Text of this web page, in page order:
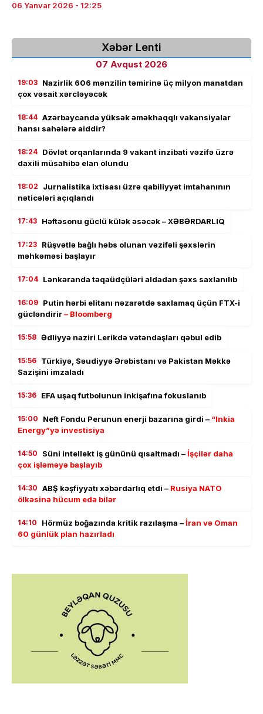
06 Yanvar 2026 - 12:25
Xəbər Lenti
07 Avqust 2026
19:03 Nazirlik 606 mənzilin təmirinə üç milyon manatdan
çox vəsait xərcləyəcək
18:44 Azərbaycanda yüksək əməkhaqqlı vakansiyalar
hansı sahələrə aiddir?
18:24 Dövlət orqanlarında 9 vakant inzibati vəzifə üzrə
daxili müsahibə elan olundu
18:02
Jurnalistika ixtisası üzrə qabiliyyət imtahanının
nəticələri açıqlandı
17:43 Həftəsonu güclü külək əsəcək – XƏBƏRDARLIQ
17:23 Rüşvətlə bağlı həbs olunan vəzifəli şəxslərin
məhkəməsi başlayır
17:04 Lənkəranda təqaüdçüləri aldadan şəxs saxlanılıb
16:09 Putin hərbi elitanı nəzarətdə saxlamaq üçün FTX-i
gücləndirir– Bloomberg
15:58 Ədliyyə naziri Lerikdə vətəndaşları qəbul edib
15:56 Türkiyə, Səudiyyə Ərəbistanı və Pakistan Məkkə
Sazişini imzaladı
15:36 EFA uşaq futbolunun inkişafına fokuslanıb
15:00 Neft Fondu Perunun enerji bazarına girdi – “Inkia
Energy”yə investisiya
14:50 Süni intellekt iş gününü qısaltmadı –İşçilər daha
çox işləməyə başlayıb
14:30 ABŞ kəşfiyyatı xəbərdarlıq etdi – Rusiya NATO
ölkəsinə hücum edə bilər
14:10 Hörmüz boğazında kritik razılaşma –İran və Oman
60 günlük plan hazırladı